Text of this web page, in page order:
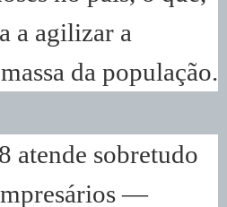
a agilizar a
da população.
atende sobretudo
—